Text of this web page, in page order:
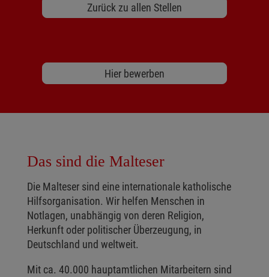
Zurück zu allen Stellen
Hier bewerben
Das sind die Malteser
Die Malteser sind eine internationale katholische
Hilfsorganisation. Wir helfen Menschen in
Notlagen, unabhängig von deren Religion,
Herkunft oder politischer Überzeugung, in
Deutschland und weltweit.
Mit ca. 40.000 hauptamtlichen Mitarbeitern sind